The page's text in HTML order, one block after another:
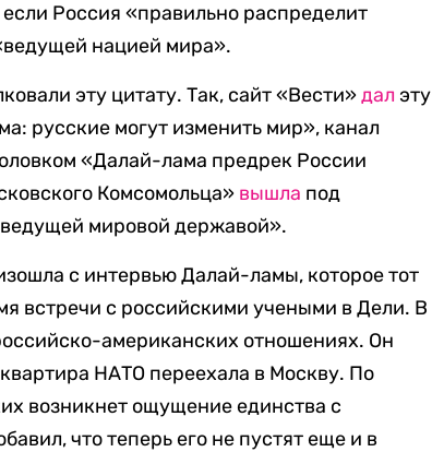
Россия «правильно распределит
нацией мира».
эту цитату. Так, сайт «Вести»дал эту
русские могут изменить мир», канал
«Далай-лама предрек России
Комсомольца» вышла под
мировой державой».
с интервью Далай-ламы, которое тот
встречи с российскими учеными в Дели. В
американских отношениях. Он
НАТО переехала в Москву. По
возникнет ощущение единства с
что теперь его не пустят еще и в